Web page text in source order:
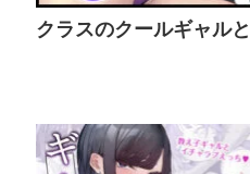
クラスのクールギャル